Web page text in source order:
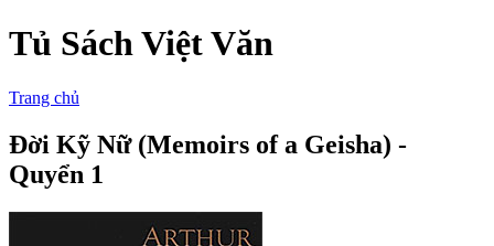
Tủ Sách Việt Văn
Trang chủ
Đời Kỹ Nữ (Memoirs of a Geisha) -
Quyển 1